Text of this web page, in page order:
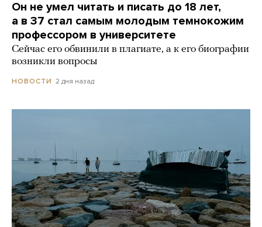
Он не умел читать и писать до 18 лет,
а в 37 стал самым молодым темнокожим
профессором в университете
Сейчас его обвинили в плагиате, а к его биографии
возникли вопросы
НОВОСТИ 2 дня назад